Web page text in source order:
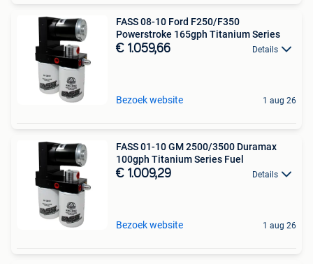
FASS 08-10 Ford F250/F350
Powerstroke 165gph Titanium Series
€ 1.059,66 Details
Bezoek website 1 aug 26
FASS 01-10 GM 2500/3500 Duramax
100gph Titanium Series Fuel
€ 1.009,29 Details
Bezoek website 1 aug 26